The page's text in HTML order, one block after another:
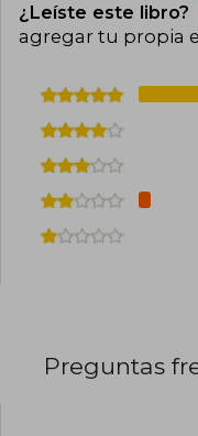
¿Leíste este libro?
agregar tu propia
Preguntas